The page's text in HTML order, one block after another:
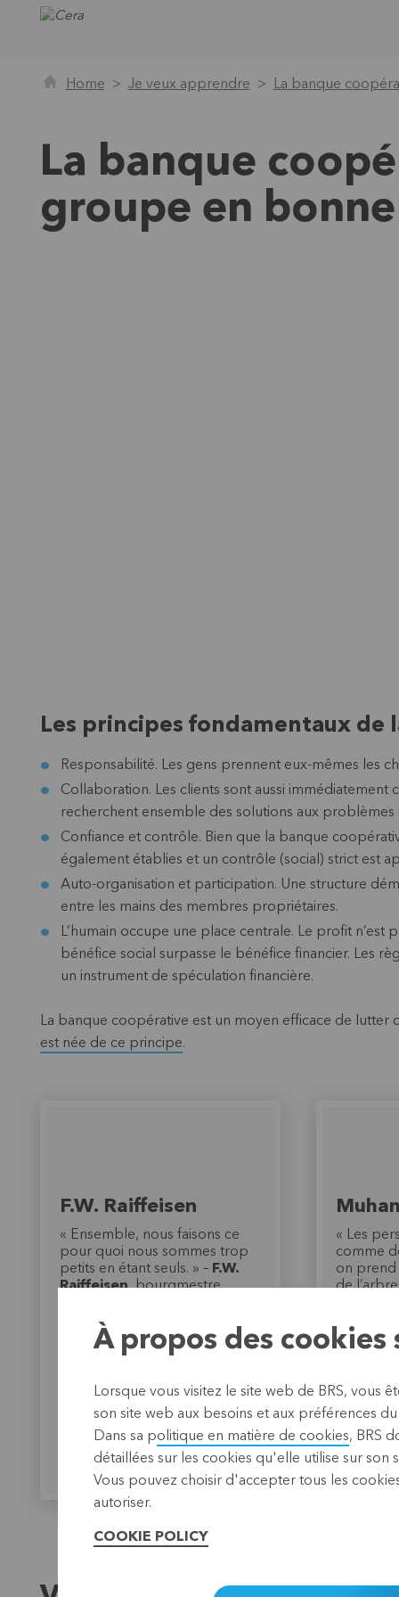
Home Je veux apprendre La banque
La banque
groupe en
Les principes fondamentaux de
Responsabilité. Les gens prennent eux-mêmes les
Collaboration. Les clients sont aussi
recherchent ensemble des solutions aux
Confiance et contrôle. Bien que la banque
également établies et un contrôle (social) strict est
Auto-organisation et participation. Une structure
entre les mains des membres propriétaires.
L’humain occupe une place centrale. Le profit n’est
bénéfice social surpasse le bénéfice financier. Les
un instrument de spéculation financière.
La banque coopérative est un moyen efficace de
est née de ce principe.
F.W. Raiffeisen
« Ensemble, nous faisons ce
pour quoi nous sommes trop
petits en étant seuls. » – F.W.
Raiffeisen, bourgmestre
fondateur de la banque
coopérative
EN SAVOIR PLUS
« Les
comme
on prend
de
de la
À propos des cookies
Lorsque vous visitez le site web de BRS, vous
son site web aux besoins et aux préférences
Dans sa politique en matière de cookies, BRS
détaillées sur les cookies qu'elle utilise sur son
Vous pouvez choisir d'accepter tous les
autoriser.
COOKIE POLICY